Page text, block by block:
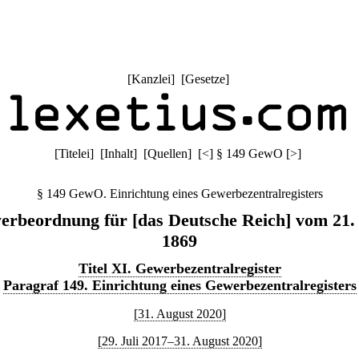
[Kanzlei] [Gesetze]
[Titelei] [Inhalt] [Quellen] [<] § 149 GewO [>]
§ 149 GewO. Einrichtung eines Gewerbezentralregisters
für [das Deutsche Reich] vom
1869
Titel XI. Gewerbezentralregister
Paragraf 149. Einrichtung eines Gewerbezentralregisters
[31. August 2020]
[29. Juli 2017–31. August 2020]